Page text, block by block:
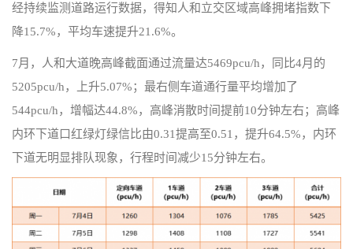
经持续监测道路运行数据，得知人和立交区域高峰拥堵指数下
降15.7%，平均车速提升21.6%。
7月，人和大道晚高峰截面通过流量达5469pcu/h，同比4月的
5205pcu/h，上升5.07%；最右侧车道通行量平均增加了
544pcu/h，增幅达44.8%，高峰消散时间提前10分钟左右；高峰
内环下道口红绿灯绿信比由0.31提高至0.51，提升64.5%，内环
下道无明显排队现象，行程时间减少15分钟左右。